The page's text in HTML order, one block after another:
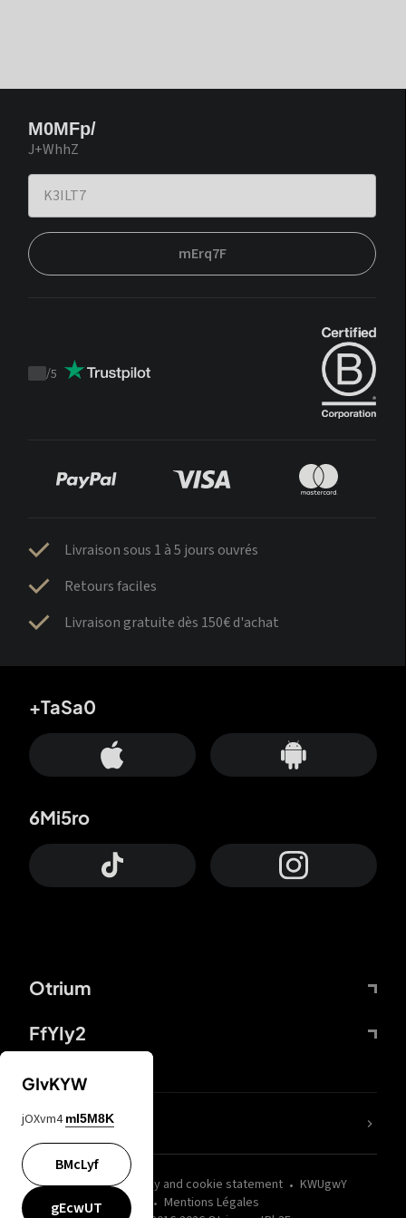
M0MFp/
J+WhhZ
mErq7F
Trustpilot
/5
Livraison sous 1 à 5 jours ouvrés
Retours faciles
Livraison gratuite dès 150€ d'achat
Otrium
FfYIy2
+TaSa0
6Mi5ro
wZQPfd Privacy and cookie statement
KWUgwY
Mentions Légales
nLC6tu
GIvKYW
jOXvm4 mI5M8K
BMcLyf
gEcwUT